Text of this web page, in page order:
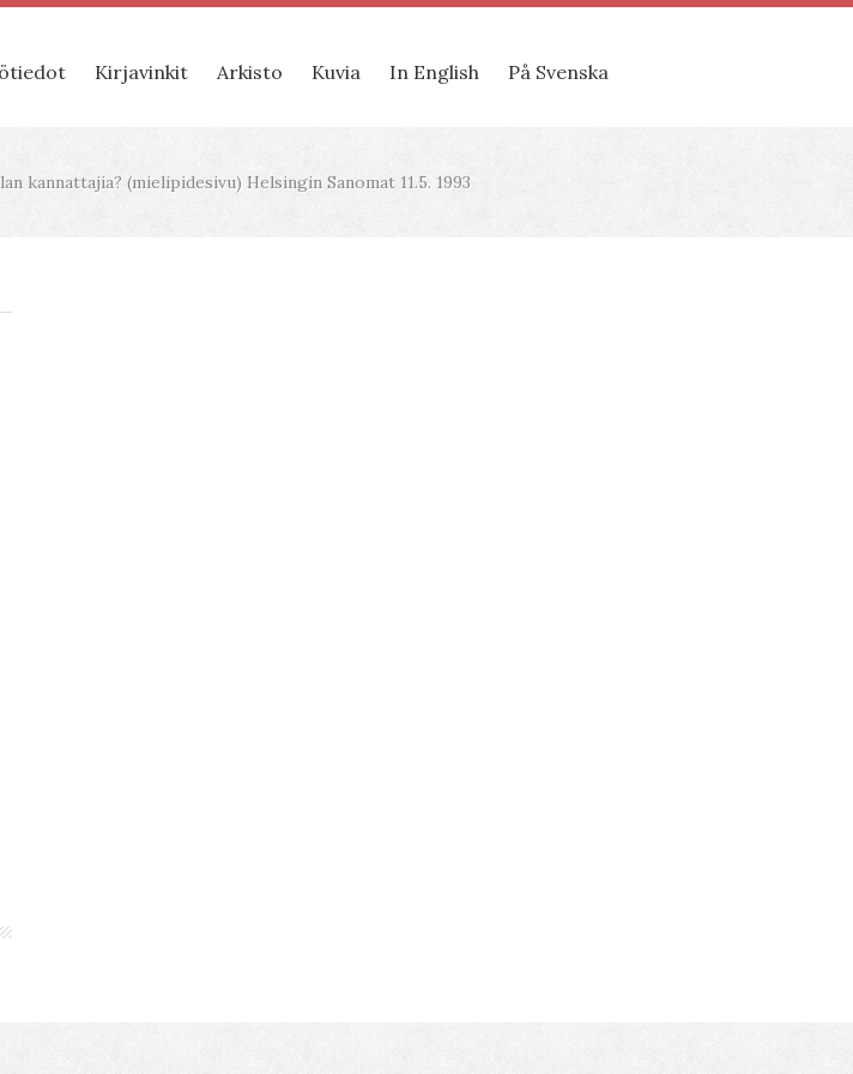
Kirjavinkit Arkisto Kuvia In English På Svenska
kannattajia? (mielipidesivu) Helsingin Sanomat 11.5. 1993